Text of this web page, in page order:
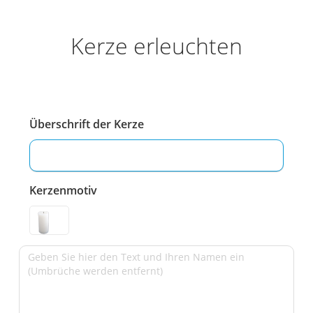
Kerze erleuchten
Überschrift der Kerze
Kerzenmotiv